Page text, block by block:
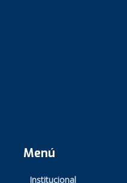
Menú
Institucional